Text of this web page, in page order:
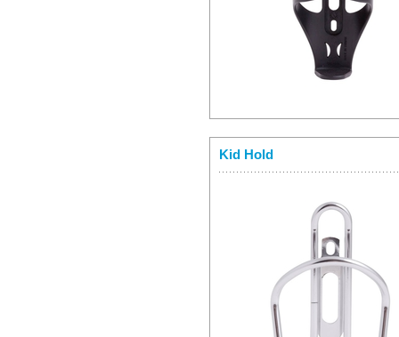
Kid Hold